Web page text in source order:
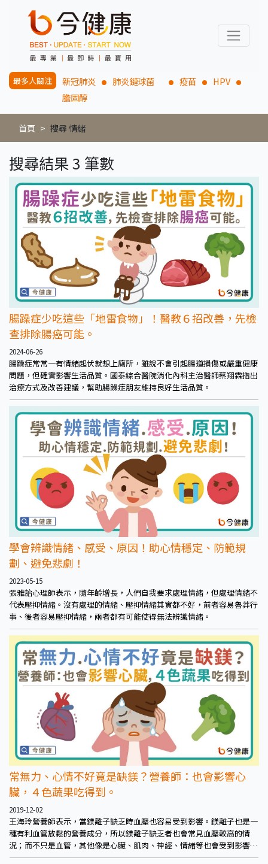
最多人關注 新冠肺炎 肺炎鏈球菌 疫苗
HPV
膽固醇
首頁 搜尋 情緒
搜尋結果 3 筆數
腸躁症少吃這些「地雷食物」！醫教６招改善，先檢
查排除腸癌可能。
2024-06-26
腸躁症常常一有情緒起伏就想上廁所，雖說不會引起腸道損傷或嚴重健康
問題，但確實影響生活品質。國泰綜合醫院消化內科主治醫師蔡翔霖指出
治療方式及改善建議，幫助腸躁症朋友維持良好生活品質。
學會辨識情緒、感受、原因！助心情穩定、防範規
劃、避免悲劇！
2023-05-15
張雅詒心理師表示，隨年齡增長，人們自我要求處理情緒，但處理情緒不
代表壓抑情緒。沒有處理的情緒、壓抑情緒其實都不好，前者容易魯莽行
事、後者容易壓抑情緒，兩者都有可能使得無法辨識情緒。
常無力、心情不好竟是缺鎂？營養師：也會影響心
臟，４色蔬果吃得到。
2019-12-02
王海玲營養師表示，當鎂離子缺乏時血壓也容易受到影響。鎂離子也是一
種有利血管放鬆的營養成分，所以鎂離子缺乏者也會常見血壓較高的情
況；而不只是血管，其他像是心臟、肌肉、神經、情緒等也會受到影響，
如心臟無力、肌肉無力、神經痛等，而情緒又會影響血壓，就有可能產生